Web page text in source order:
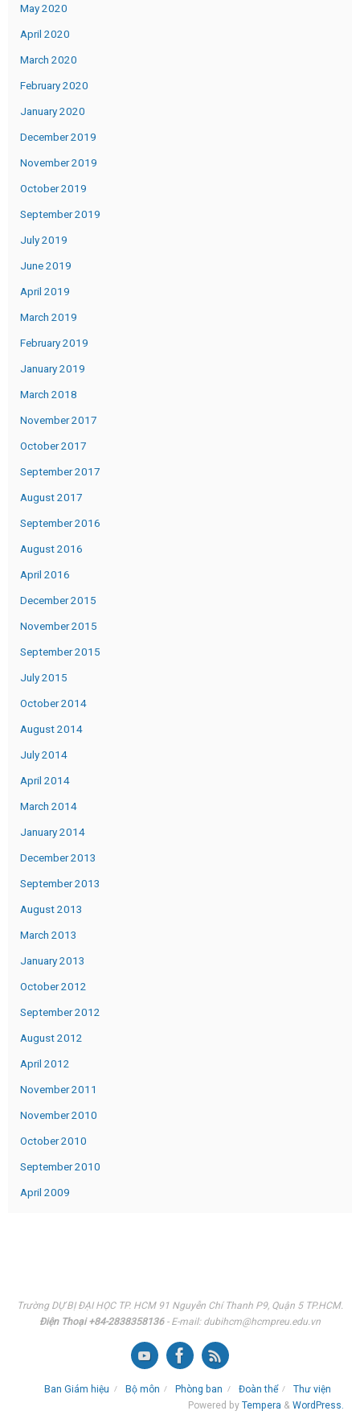
May 2020
April 2020
March 2020
February 2020
January 2020
December 2019
November 2019
October 2019
September 2019
July 2019
June 2019
April 2019
March 2019
February 2019
January 2019
March 2018
November 2017
October 2017
September 2017
August 2017
September 2016
August 2016
April 2016
December 2015
November 2015
September 2015
July 2015
October 2014
August 2014
July 2014
April 2014
March 2014
January 2014
December 2013
September 2013
August 2013
March 2013
January 2013
October 2012
September 2012
August 2012
April 2012
November 2011
November 2010
October 2010
September 2010
April 2009
Trường DỰ BỊ ĐẠI HỌC TP. HCM 91 Nguyễn Chí Thanh P9, Quận 5 TP.HCM.
Điện Thoại +84-2838358136- E-mail: dubihcm@hcmpreu.edu.vn
Ban Giám hiệu Bộ môn Phòng ban Đoàn thể
Thư viện
Powered by Tempera & WordPress.